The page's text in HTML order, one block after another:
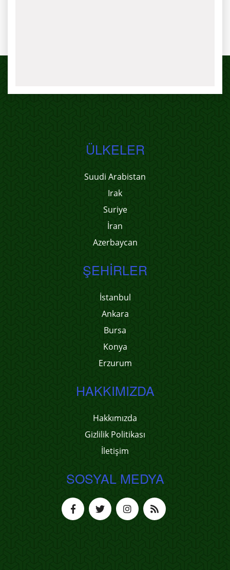
ÜLKELER
Suudi Arabistan
Irak
Suriye
İran
Azerbaycan
ŞEHIRLER
İstanbul
Ankara
Bursa
Konya
Erzurum
HAKKIMIZDA
Hakkımızda
Gizlilik Politikası
İletişim
SOSYAL MEDYA